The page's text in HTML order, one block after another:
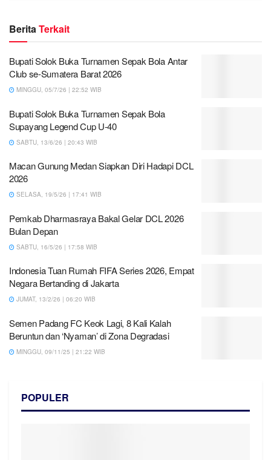
BeritaTerkait
Bupati Solok Buka Turnamen Sepak Bola Antar
Club se-Sumatera Barat 2026
MINGGU, 05/7/26 | 22:52 WIB
Bupati Solok Buka Turnamen Sepak Bola
Supayang Legend Cup U-40
SABTU, 13/6/26 | 20:43 WIB
Macan Gunung Medan Siapkan Diri Hadapi DCL
2026
SELASA, 19/5/26 | 17:41 WIB
Pemkab Dharmasraya Bakal Gelar DCL 2026
Bulan Depan
SABTU, 16/5/26 | 17:58 WIB
Indonesia Tuan Rumah FIFA Series 2026, Empat
Negara Bertanding di Jakarta
JUMAT, 13/2/26 | 06:20 WIB
Semen Padang FC Keok Lagi, 8 Kali Kalah
Beruntun dan ‘Nyaman’ di Zona Degradasi
MINGGU, 09/11/25 | 21:22 WIB
POPULER